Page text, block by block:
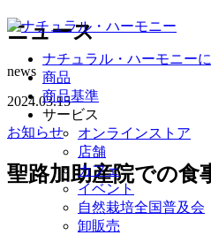
ナチュラル・ハーモニー
商品
商品基準
サービス
オンラインストア
店舗
カフェ
イベント
自然栽培全国普及会
卸販売
ニュース
news
2024.03.15
お知らせ
聖路加助産院での食